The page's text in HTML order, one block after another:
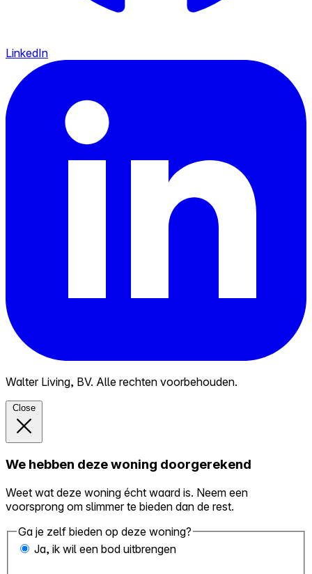
LinkedIn
Walter Living, BV. Alle rechten voorbehouden.
Close
We hebben deze woning doorgerekend
Weet wat deze woning écht waard is. Neem een
voorsprong om slimmer te bieden dan de rest.
Ga je zelf bieden op deze woning?
Ja, ik wil een bod uitbrengen